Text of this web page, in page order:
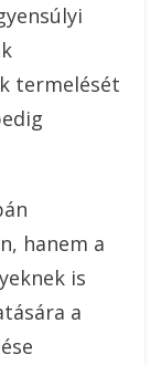
termelését
hanem a
is
a